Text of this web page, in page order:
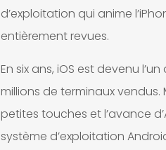
d’exploitation qui anime
entièrement revues.
En six ans, iOS est devenu
millions de terminaux vendus.
petites touches et l’avance
système d’exploitation